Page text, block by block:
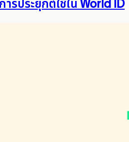
รประยุกต์ใช้ใน World ID